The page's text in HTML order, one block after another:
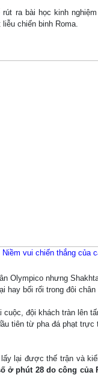
ra bài học kinh
chiến binh Roma.
Niềm vui chiến thắng của
Olympico nhưng
hay bối rối trong đôi
cuộc, đội khách tràn lên
tiên từ pha đá phạt trực
lấy lại được thế trận và
ở phút 28 do công của